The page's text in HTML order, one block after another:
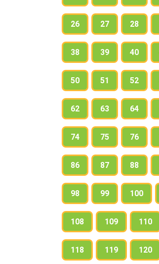
26 27 28
38 39 40
50 51 52
62 63 64
74 75 76
86 87 88
98 99 100
108 109 110
118 119 120